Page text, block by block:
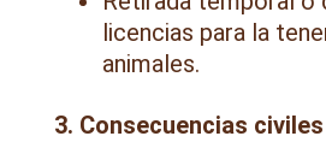
licencias para la
animales.
3. Consecuencias civiles